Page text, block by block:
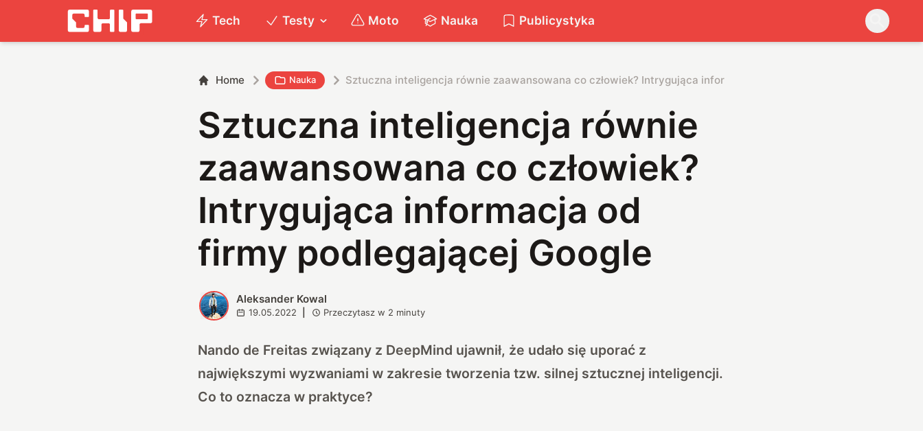
Tech Testy Moto Nauka Publicystyka
Home Nauka Sztuczna inteligencja równie zaawansowana co człowiek? Intrygująca informacja od firmy podlegającej Google
Sztuczna inteligencja równie
zaawansowana co człowiek?
Intrygująca informacja od
firmy podlegającej Google
A Aleksander Kowal
19.05.2022 Przeczytasz w 2 minuty
Nando de Freitas związany z DeepMind ujawnił, że udało się uporać z
największymi wyzwaniami w zakresie tworzenia tzw. silnej sztucznej inteligencji.
Co to oznacza w praktyce?